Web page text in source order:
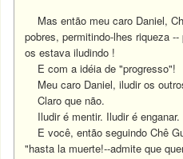
Mas então meu caro Daniel,
pobres, permitindo-lhes riqueza
os estava iludindo !
E com a idéia de "progresso"!
Meu caro Daniel, iludir os
Claro que não.
Iludir é mentir. Iludir é enganar.
E você, então seguindo Chê
"hasta la muerte!--admite que